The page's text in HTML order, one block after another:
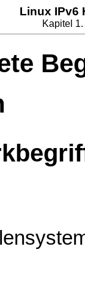
Linux IPv6
Kapitel